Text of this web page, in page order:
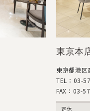
東京本
東京都港
TEL：03-
FAX：03-
定休